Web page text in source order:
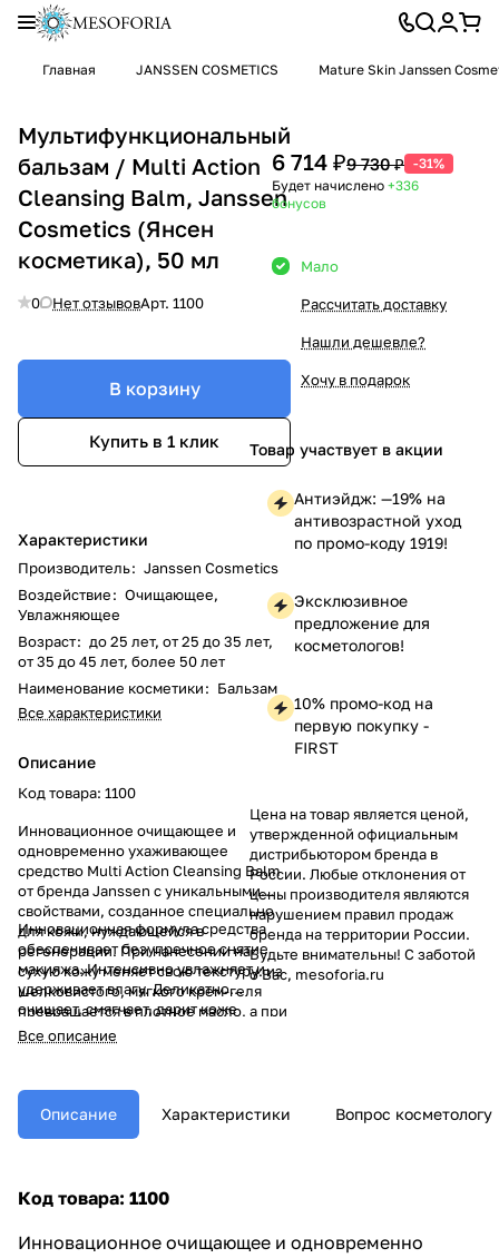
Главная JANSSEN COSMETICS Mature Skin Janssen
Мультифункциональный
бальзам / Multi Action
Cleansing Balm, Janssen
Cosmetics (Янсен
косметика), 50 мл
0 Нет отзывовАрт. 1100
В корзину
Купить в 1 клик
Характеристики
Производитель: Janssen Cosmetics
Воздействие: Очищающее,
Увлажняющее
Возраст: до 25 лет, от 25 до 35 лет,
от 35 до 45 лет, более 50 лет
Наименование косметики: Бальзам
Все характеристики
Описание
Код товара: 1100
Инновационное очищающее и
одновременно ухаживающее
средство Multi Action Cleansing Balm
от бренда Janssen с уникальными
свойствами, созданное специально
для кожи, нуждающейся в
регенерации. При нанесении на
сухую кожу меняет свою текстуру: из
шелковистого, мягкого крем-геля
превращается в плотное масло, а при
смывании водой — в нежное молочко.
обеспечивая коже деликатный уход.
Инновационная формула средства
обеспечивает безупречное снятие
макияжа. Интенсивно увлажняет и
удерживает влагу. Деликатно
очищает, смягчает, дарит коже
мягкость и гладкость. Идеально
подходит для всех типов кожи,
Все описание
6 714 ₽9 730 ₽ -31%
Будет начислено +336
бонусов
Мало
Рассчитать доставку
Нашли дешевле?
Хочу в подарок
Товар участвует в акции
Антиэйдж: —19% на
антивозрастной уход
по промо-коду 1919!
Эксклюзивное
предложение для
косметологов!
10% промо-код на
первую покупку -
FIRST
Цена на товар является ценой,
утвержденной официальным
дистрибьютором бренда в
России. Любые отклонения от
цены производителя являются
нарушением правил продаж
бренда на территории России.
Будьте внимательны! С заботой
о Вас, mesoforia.ru
Описание Характеристики Вопрос косметологу
Код товара: 1100
Инновационное очищающее и одновременно